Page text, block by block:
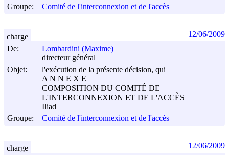
Groupe:
Comité de l'interconnexion et de l'accès
De:
Lombardini (Maxime)
directeur général
Objet:
l'exécution de la présente décision, qui
A N N E X E
COMPOSITION DU COMITÉ DE
L'INTERCONNEXION ET DE L'ACCÈS
Iliad
Groupe:
Comité de l'interconnexion et de l'accès
charge 12/06/2009
charge 12/06/2009